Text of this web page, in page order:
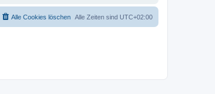
Alle Zeiten sind UTC+02:00
Alle Cookies löschen